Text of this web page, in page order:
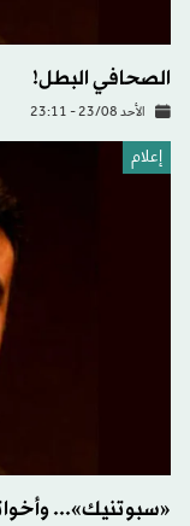
الصحافي البطل!
الأحد 23/08 - 23:11
إعلام
«سبوتنيك»...